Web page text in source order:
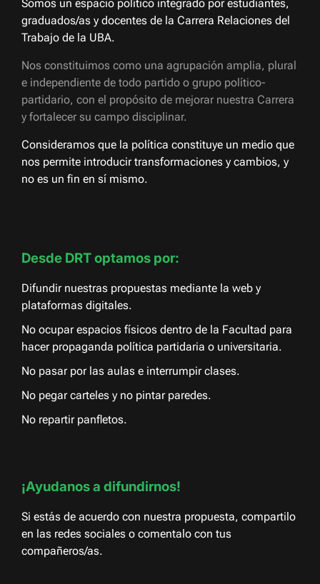
Somos un espacio político integrado por estudiantes,
graduados/as y docentes de la Carrera Relaciones del
Trabajo de la UBA.
Nos constituimos como una agrupación amplia, plural
e independiente de todo partido o grupo político-
partidario, con el propósito de mejorar nuestra Carrera
y fortalecer su campo disciplinar.
Consideramos que la política constituye un medio que
nos permite introducir transformaciones y cambios, y
no es un fin en sí mismo.
Desde DRT optamos por:
Difundir nuestras propuestas mediante la web y
plataformas digitales.
No ocupar espacios físicos dentro de la Facultad para
hacer propaganda política partidaria o universitaria.
No pasar por las aulas e interrumpir clases.
No pegar carteles y no pintar paredes.
No repartir panfletos.
¡Ayudanos a difundirnos!
Si estás de acuerdo con nuestra propuesta, compartilo
en las redes sociales o comentalo con tus
compañeros/as.